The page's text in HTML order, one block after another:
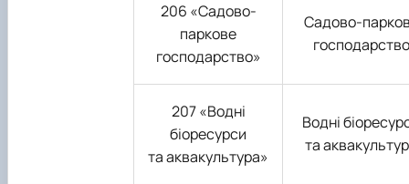
206 «Садово-
паркове
господарство»
Садово-
господарство
207 «Водні
біоресурси
та аквакультура»
Водні
та